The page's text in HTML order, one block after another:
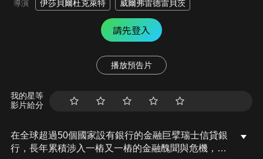
導演 伊莎貝爾杜克萊特 威爾弗雷德雷貝茨
請先登入
播放預告片
我的星等
影片給分
在全球超過50個國家設有銀行的金融巨擘瑞士信貸銀
行，長年累積涉入一樁又一樁的金融醜聞與危機，最